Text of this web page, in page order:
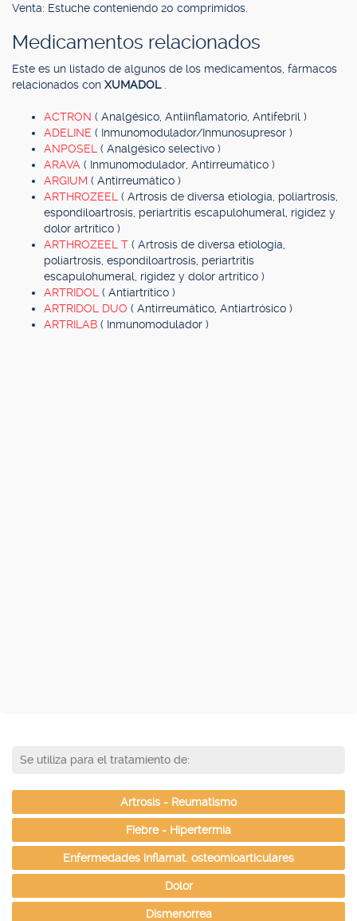
Venta: Estuche conteniendo 20 comprimidos.
Medicamentos relacionados
Este es un listado de algunos de los medicamentos, fármacos
relacionados con XUMADOL
ACTRON ( Analgésico, Antiinflamatorio, Antifebril )
ADELINE ( Inmunomodulador/Inmunosupresor )
ANPOSEL ( Analgésico selectivo )
ARAVA ( Inmunomodulador, Antirreumático )
ARGIUM ( Antirreumático )
ARTHROZEEL ( Artrosis de diversa etiología, poliartrosis,
espondiloartrosis, periartritis escapulohumeral, rigidez y
dolor artrítico )
ARTHROZEEL T ( Artrosis de diversa etiología,
poliartrosis, espondiloartrosis, periartritis
escapulohumeral, rigidez y dolor artrítico )
ARTRIDOL ( Antiartrítico )
ARTRIDOL DUO ( Antirreumático, Antiartrósico )
ARTRILAB ( Inmunomodulador )
Se utiliza para el tratamiento de:
Artrosis - Reumatismo
Fiebre - Hipertermia
Enfermedades inflamat. osteomioarticulares
Dolor
Dismenorrea